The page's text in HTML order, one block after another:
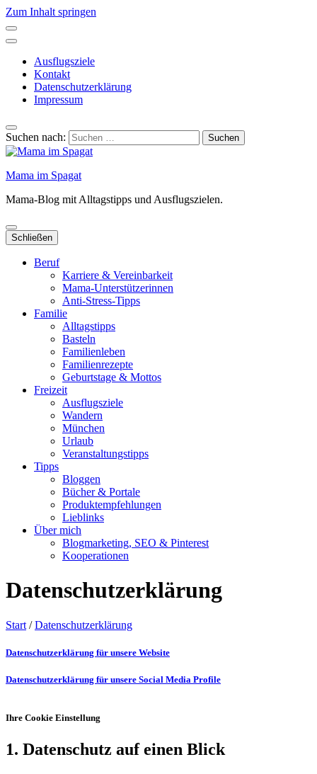
Zum Inhalt springen
Ausflugsziele
Kontakt
Datenschutzerklärung
Impressum
Suchen nach:
Mama im Spagat
Mama-Blog mit Alltagstipps und Ausflugszielen.
Schließen
Beruf
Karriere & Vereinbarkeit
Mama-Unterstützerinnen
Anti-Stress-Tipps
Familie
Alltagstipps
Basteln
Familienleben
Familienrezepte
Geburtstage & Mottos
Freizeit
Ausflugsziele
Wandern
München
Urlaub
Veranstaltungstipps
Tipps
Bloggen
Bücher & Portale
Produktempfehlungen
Lieblinks
Über mich
Blogmarketing, SEO & Pinterest
Kooperationen
Datenschutzerklärung
Start / Datenschutzerklärung
Datenschutzerklärung für unsere Website
Datenschutzerklärung für unsere Social Media Profile
Ihre Cookie Einstellung
1. Datenschutz auf einen Blick